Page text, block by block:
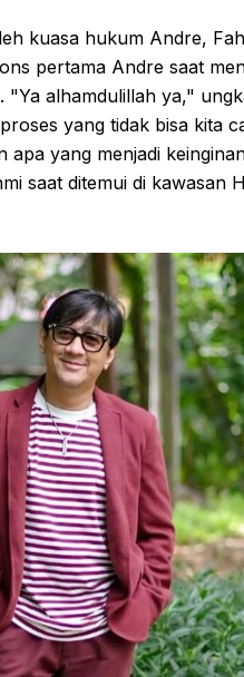
kuasa hukum Andre,
pertama Andre saat
alhamdulillah ya,"
yang tidak bisa kita
apa yang menjadi
saat ditemui di kawasan